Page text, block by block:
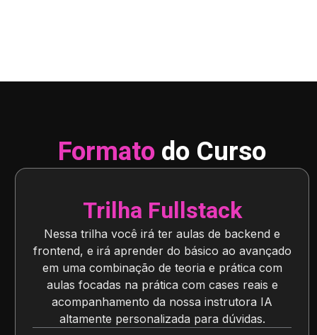
Formatodo Curso
Trilha Fullstack
Nessa trilha você irá ter aulas de backend e
frontend, e irá aprender do básico ao avançado
em uma combinação de teoria e prática com
aulas focadas na prática com cases reais e
acompanhamento da nossa instrutora IA
altamente personalizada para dúvidas.